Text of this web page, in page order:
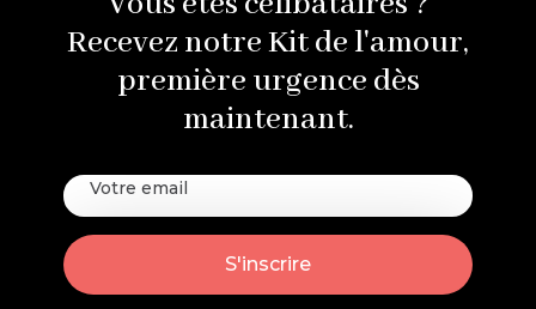
Recevez notre Kit de l'amour,
première urgence dès
maintenant.